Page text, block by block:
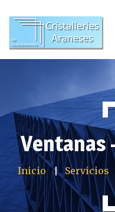
Ventanas
Inicio Servicios